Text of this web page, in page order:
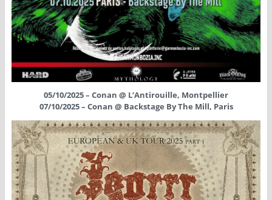
05/10/2025 – Conan @ L’Antirouille, Montpellier
07/10/2025 – Conan @ Backstage By The Mill, Paris